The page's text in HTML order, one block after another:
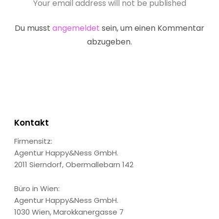
Your email address will not be published
Du musst angemeldet sein, um einen Kommentar
abzugeben.
Kontakt
Firmensitz:
Agentur Happy&Ness GmbH.
2011 Sierndorf, Obermallebarn 142
Büro in Wien:
Agentur Happy&Ness GmbH.
1030 Wien, Marokkanergasse 7